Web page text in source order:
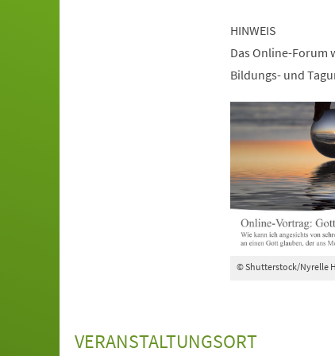
HINWEIS
Das Online-Forum
Bildungs- und
© Shutterstock/Nyrelle
VERANSTALTUNGSORT